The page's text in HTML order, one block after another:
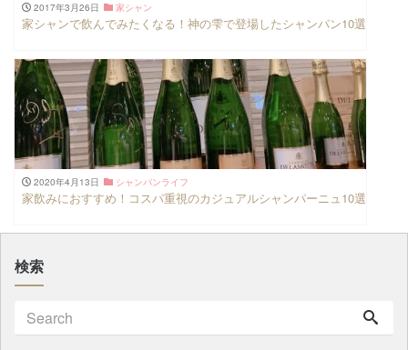
2017年3月26日 家シャン
家シャンで飲んでみたくなる！神の雫で登場したシャンパン10選
2020年4月13日 シャンパンライフ
家飲みにおすすめ！コスパ重視のカジュアルシャンパーニュ10選
検索